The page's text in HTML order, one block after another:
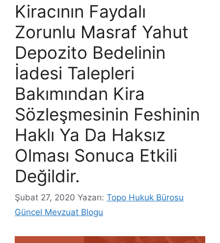
Kiracının Faydalı
Zorunlu Masraf Yahut
Depozito Bedelinin
İadesi Talepleri
Bakımından Kira
Sözleşmesinin Feshinin
Haklı Ya Da Haksız
Olması Sonuca Etkili
Değildir.
Şubat 27, 2020 Yazarı: Topo Hukuk Bürosu
Güncel Mevzuat Blogu